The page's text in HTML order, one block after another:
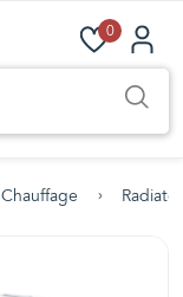
0
Chauffage